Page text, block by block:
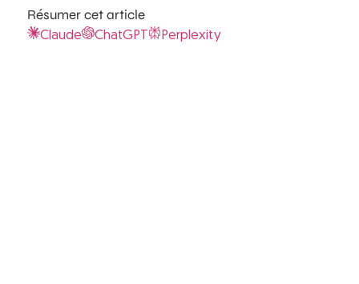
Résumer cet article
Claude ChatGPT Perplexity